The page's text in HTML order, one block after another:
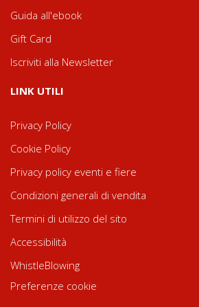
Guida all'ebook
Gift Card
Iscriviti alla Newsletter
LINK UTILI
Privacy Policy
Cookie Policy
Privacy policy eventi e fiere
Condizioni generali di vendita
Termini di utilizzo del sito
Accessibilità
WhistleBlowing
Preferenze cookie